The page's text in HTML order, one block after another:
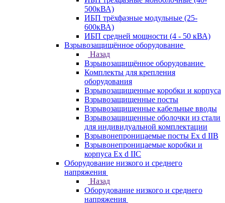
500кВА)
ИБП трёхфазные модульные (25-
600кВА)
ИБП средней мощности (4 - 50 кВА)
Взрывозащищённое оборудование
Назад
Взрывозащищённое оборудование
Комплекты для крепления
оборудования
Взрывозащищенные коробки и корпуса
Взрывозащищенные посты
Взрывозащищенные кабельные вводы
Взрывозащищенные оболочки из стали
для индивидуальной комплектации
Взрывонепроницаемые посты Ex d IIB
Взрывонепроницаемые коробки и
корпуса Ex d IIС
Оборудование низкого и среднего
напряжения
Назад
Оборудование низкого и среднего
напряжения